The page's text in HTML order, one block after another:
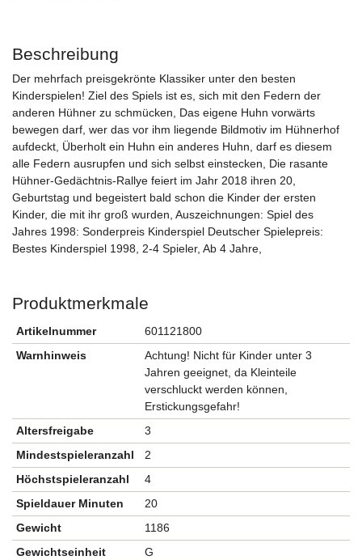
Beschreibung
Der mehrfach preisgekrönte Klassiker unter den besten
Kinderspielen! Ziel des Spiels ist es, sich mit den Federn der
anderen Hühner zu schmücken, Das eigene Huhn vorwärts
bewegen darf, wer das vor ihm liegende Bildmotiv im Hühnerhof
aufdeckt, Überholt ein Huhn ein anderes Huhn, darf es diesem
alle Federn ausrupfen und sich selbst einstecken, Die rasante
Hühner-Gedächtnis-Rallye feiert im Jahr 2018 ihren 20,
Geburtstag und begeistert bald schon die Kinder der ersten
Kinder, die mit ihr groß wurden, Auszeichnungen: Spiel des
Jahres 1998: Sonderpreis Kinderspiel Deutscher Spielepreis:
Bestes Kinderspiel 1998, 2-4 Spieler, Ab 4 Jahre,
Produktmerkmale
Artikelnummer
601121800
Warnhinweis
Achtung! Nicht für Kinder unter 3
Jahren geeignet, da Kleinteile
verschluckt werden können,
Erstickungsgefahr!
Altersfreigabe
3
Mindestspieleranzahl
2
Höchstspieleranzahl
4
Spieldauer Minuten
20
Gewicht
1186
Gewichtseinheit
G